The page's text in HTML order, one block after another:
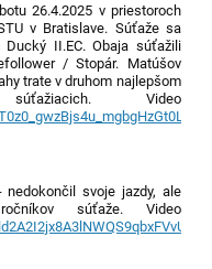
26.4.2025 v priestoroch
v Bratislave. Súťaže sa
II.EC. Obaja súťažili
/ Stopár. Matúšov
trate v druhom najlepšom
Video
svoje jazdy, ale
súťaže. Video